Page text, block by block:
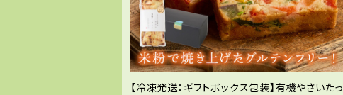
【冷凍発送：ギフトボックス包装】有機やさいたっ